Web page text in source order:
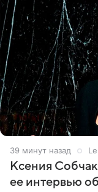
39 минут назад
Ксения
ее интервью